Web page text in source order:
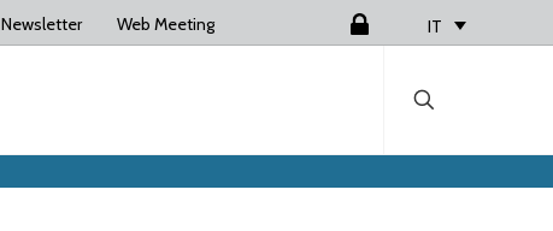
Newsletter Web Meeting IT